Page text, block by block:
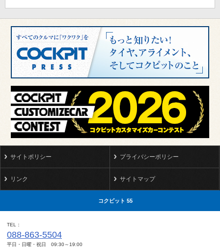
サイトポリシー プライバシーポリシー
リンク サイトマップ
コクピット 55
TEL
088-863-5504
平日・日曜・祝日 09:30～19:00